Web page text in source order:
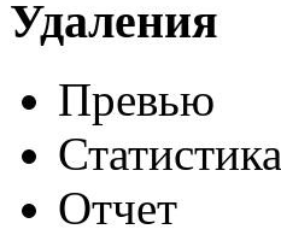
Удаления
Превью
Статистика
Отчет